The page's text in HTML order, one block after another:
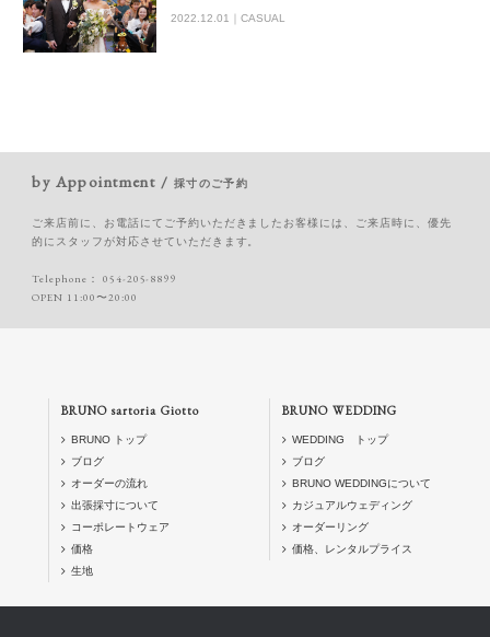
2022.12.01｜CASUAL
by Appointment / 採寸のご予約
ご来店前に、お電話にてご予約いただきましたお客様には、ご来店時に、優先
的にスタッフが対応させていただきます。
Telephone： 054-205-8899
OPEN 11:00〜20:00
BRUNO sartoria Giotto
BRUNO トップ
ブログ
オーダーの流れ
出張採寸について
コーポレートウェア
価格
生地
BRUNO WEDDING
WEDDING トップ
ブログ
BRUNO WEDDINGについて
カジュアルウェディング
オーダーリング
価格、レンタルプライス